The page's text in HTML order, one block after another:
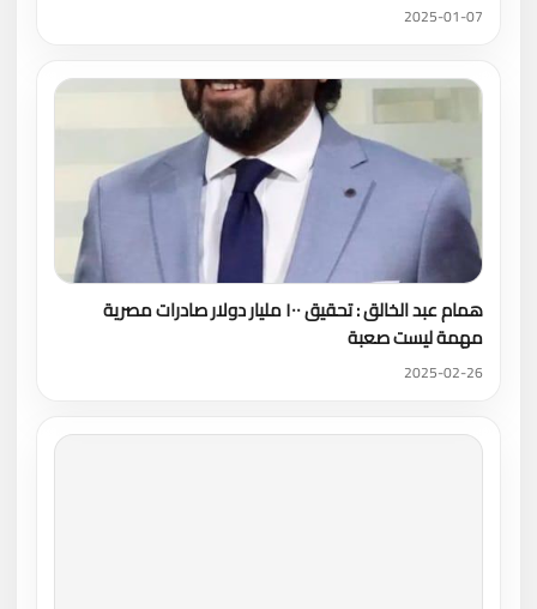
2025-01-07
همام عبد الخالق : تحقيق ١٠٠ مليار دولار صادرات مصرية
مهمة ليست صعبة
2025-02-26